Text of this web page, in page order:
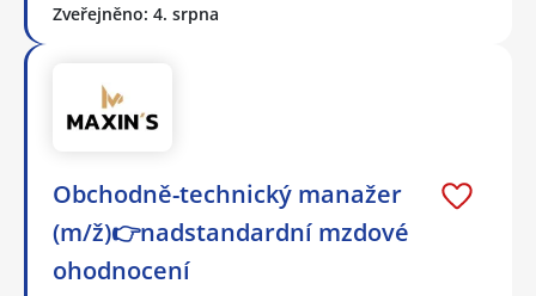
Zveřejněno: 4. srpna
Obchodně-technický manažer
(m/ž)👉nadstandardní mzdové
ohodnocení